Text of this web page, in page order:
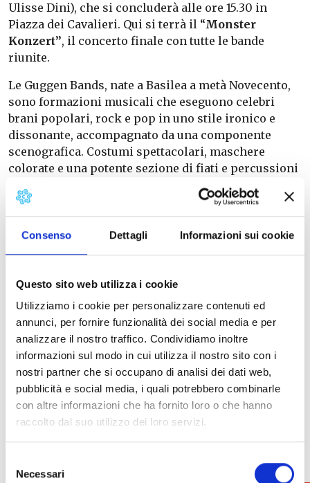
Consenso Dettagli Informazioni sui cookie
Questo sito web utilizza i cookie
Utilizziamo i cookie per personalizzare contenuti ed
annunci, per fornire funzionalità dei social media e per
analizzare il nostro traffico. Condividiamo inoltre
informazioni sul modo in cui utilizza il nostro sito con i
nostri partner che si occupano di analisi dei dati web,
pubblicità e social media, i quali potrebbero combinarle
con altre informazioni che ha fornito loro o che hanno
raccolto dal suo utilizzo dei loro servizi.
delNecessari
Ulisse Dini), che si concluderà alle ore 15.30 in
Piazza dei Cavalieri. Qui si terrà il “Monster
Konzert”, il concerto finale con tutte le bande
riunite.
Le Guggen Bands, nate a Basilea a metà Novecento,
sono formazioni musicali che eseguono celebri
brani popolari, rock e pop in uno stile ironico e
dissonante, accompagnato da una componente
scenografica. Costumi spettacolari, maschere
colorate e una potente sezione di fiati e percussioni
trasformano ogni sfilata in un’esperienza
coinvolgente, capace di parlare a un pubblico
internazionale